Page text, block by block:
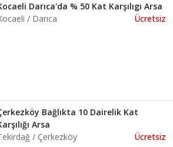
Darıca'da % 50 Kat Karşılıgı Arsa
/ Darıca
Ücretsiz
Bağlıkta 10 Dairelik Kat
Arsa
/ Çerkezköy
Ücretsiz